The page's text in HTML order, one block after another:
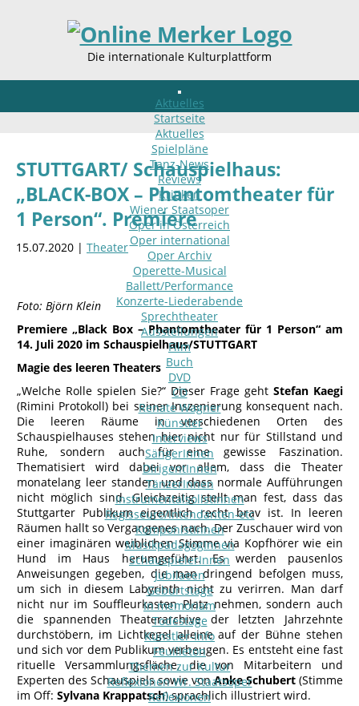
Die internationale Kulturplattform
Aktuelles
Startseite
Aktuelles
Spielpläne
Tanz-News
Reviews
Kritiken
Wiener Staatsoper
Oper in Österreich
Oper international
Oper Archiv
Operette-Musical
Ballett/Performance
Konzerte-Liederabende
Sprechtheater
Ausstellungen
Film
Buch
DVD
CD
Renate Wagner
Künstler
Interviews
SängerInnen
DirigentInnen
TänzerInnen
InstrumentalsolistInnen
Regisseure/Intendanten-etc
KomponistInnen
MusikpädagogInnen
SchauspielerInnen
Jubilaeen
Geburtstage
In memoriam
Todestage
Künstler-Info
Feuilleton
Themen zur Kultur
Reflexionen Wr. Staatsoper
Reflexionen
STUTTGART/ Schauspielhaus:
„BLACK-BOX – Phantomtheater für
1 Person“. Premiere
15.07.2020 | Theater
Foto: Björn Klein
Premiere „Black Box – Phantomtheater für 1 Person“ am
14. Juli 2020 im Schauspielhaus/STUTTGART
Magie des leeren Theaters
„Welche Rolle spielen Sie?“ Dieser Frage geht Stefan Kaegi
(Rimini Protokoll) bei seiner Inszenierung konsequent nach.
Die leeren Räume in verschiedenen Orten des
Schauspielhauses stehen hier nicht nur für Stillstand und
Ruhe, sondern auch für eine gewisse Faszination.
Thematisiert wird dabei vor allem, dass die Theater
monatelang leer standen und dass normale Aufführungen
nicht möglich sind. Gleichzeitig stellt man fest, dass das
Stuttgarter Publikum eigentlich recht brav ist. In leeren
Räumen hallt so Vergangenes nach. Der Zuschauer wird von
einer imaginären weiblichen Stimme via Kopfhörer wie ein
Hund im Haus herumgeführt. Es werden pausenlos
Anweisungen gegeben, die man dringend befolgen muss,
um sich in diesem Labyrinth nicht zu verirren. Man darf
nicht nur im Souffleurkasten Platz nehmen, sondern auch
die spannenden Theaterarchive der letzten Jahrzehnte
durchstöbern, im Lichtkegel alleine auf der Bühne stehen
und sich vor dem Publikum verbeugen. Es entsteht eine fast
rituelle Versammlungsfläche, die von Mitarbeitern und
Experten des Schauspiels sowie vonAnke Schubert (Stimme
im Off: Sylvana Krappatsch) sprachlich illustriert wird.